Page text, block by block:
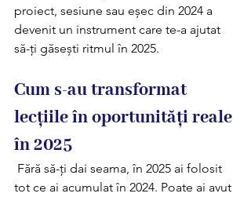
proiect, sesiune sau eșec din 2024 a
devenit un instrument care te-a ajutat
să-ți găsești ritmul în 2025.
Cum s-au transformat
lecțiile în oportunități reale
în 2025
tot ce ai acumulat în 2024. Poate ai avut